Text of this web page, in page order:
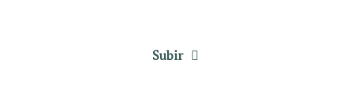
Subir